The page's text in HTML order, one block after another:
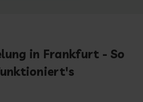
in Frankfurt - So